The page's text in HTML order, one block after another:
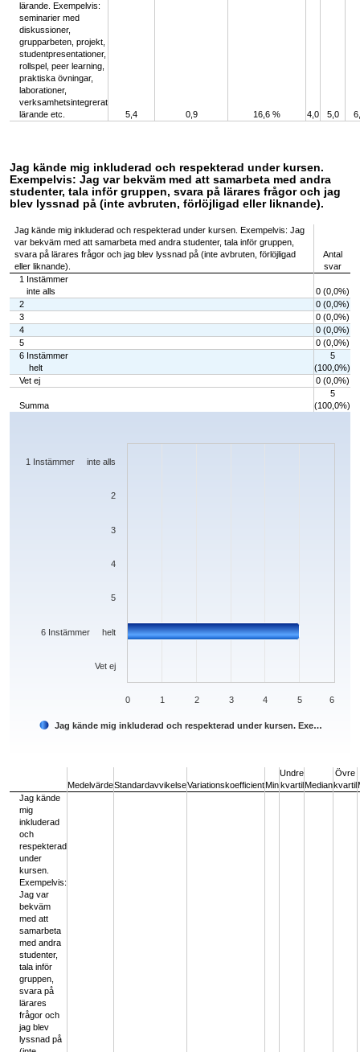
lärande. Exempelvis:
seminarier med
diskussioner,
grupparbeten, projekt,
studentpresentationer,
rollspel, peer learning,
praktiska övningar,
laborationer,
verksamhetsintegrerat
lärande etc.
5,4 0,9 16,6 % 4,0 5,0
Jag kände mig inkluderad och respekterad under kursen.
Exempelvis: Jag var bekväm med att samarbeta med andra
studenter, tala inför gruppen, svara på lärares frågor och jag
blev lyssnad på (inte avbruten, förlöjligad eller liknande).
Jag kände mig inkluderad och respekterad under kursen. Exempelvis: Jag
var bekväm med att samarbeta med andra studenter, tala inför gruppen,
svara på lärares frågor och jag blev lyssnad på (inte avbruten, förlöjligad
eller liknande).
Antal
svar
1 Instämmer
inte alls
0 (0,0%)
2
0 (0,0%)
3
0 (0,0%)
4
0 (0,0%)
5
0 (0,0%)
6 Instämmer
helt
5
(100,0%)
Vet ej
0 (0,0%)
Summa
5
(100,0%)
Chart
The chart has 1 X axis displaying categories.
Jag kände mig inkluderad och respekterad under kursen. Exe…
Vet ej
6 Instämmer helt
5
4
3
2
1 Instämmer inte alls
0 1 2 3 4 5 6
MedelvärdeStandardavvikelseVariationskoefficientMin
Undre
kvartil Median
Övre
kvartil
Jag kände
mig
inkluderad
och
respekterad
under
kursen.
Exempelvis:
Jag var
bekväm
med att
samarbeta
med andra
studenter,
tala inför
gruppen,
svara på
lärares
frågor och
jag blev
lyssnad på